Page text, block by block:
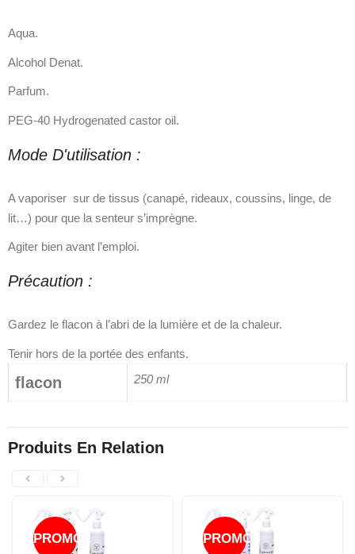
Aqua.
Alcohol Denat.
Parfum.
PEG-40 Hydrogenated castor oil.
Mode D'utilisation :
A vaporiser sur de tissus (canapé, rideaux, coussins, linge, de
lit…) pour que la senteur s’imprègne.
Agiter bien avant l’emploi.
Précaution :
Gardez le flacon à l’abri de la lumière et de la chaleur.
Tenir hors de la portée des enfants.
flacon 250 ml
Produits En Relation
PROMO ! PROMO !